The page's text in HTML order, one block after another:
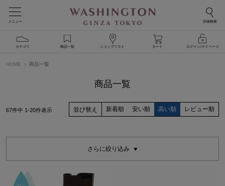
メニュー 詳細検索
カテゴリ 商品一覧 ショップリスト カート ログイン/マイページ
HOME 商品一覧
商品一覧
並び替え 新着順 安い順 高い順 レビュー順
67件中 1-20件表示
さらに絞り込み